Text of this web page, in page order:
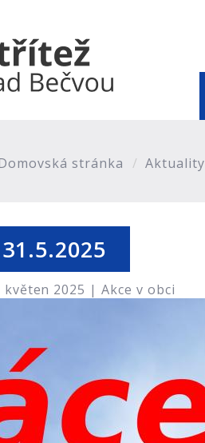
stránka Aktuality
květen 2025 |Akce v obci